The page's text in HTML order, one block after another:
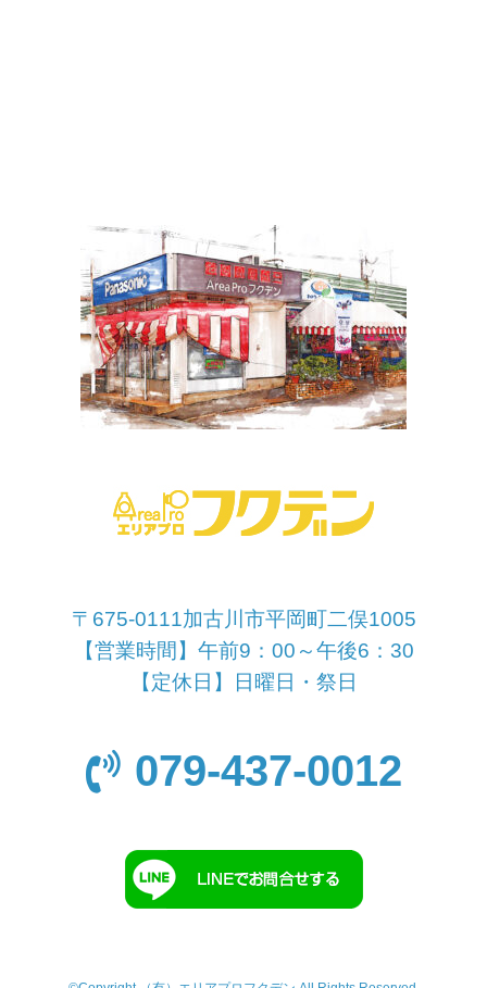
〒675-0111加古川市平岡町二俣1005
【営業時間】午前9：00～午後6：30
【定休日】日曜日・祭日
079-437-0012